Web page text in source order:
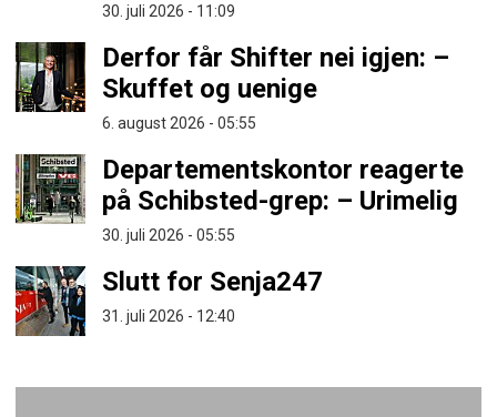
30. juli 2026 - 11:09
Derfor får Shifter nei igjen: –
Skuffet og uenige
6. august 2026 - 05:55
Departementskontor reagerte
på Schibsted-grep: – Urimelig
30. juli 2026 - 05:55
Slutt for Senja247
31. juli 2026 - 12:40